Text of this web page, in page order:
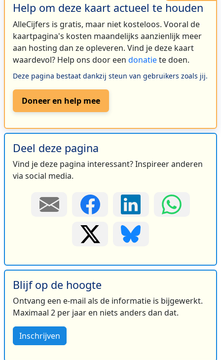
Help om deze kaart actueel te houden
AlleCijfers is gratis, maar niet kosteloos. Vooral de
kaartpagina's kosten maandelijks aanzienlijk meer
aan hosting dan ze opleveren. Vind je deze kaart
waardevol? Help ons door een donatiete doen.
Deze pagina bestaat dankzij steun van gebruikers zoals jij.
Doneer en help mee
Deel deze pagina
Vind je deze pagina interessant? Inspireer anderen
via social media.
Blijf op de hoogte
Ontvang een e-mail als de informatie is bijgewerkt.
Maximaal 2 per jaar en niets anders dan dat.
Inschrijven